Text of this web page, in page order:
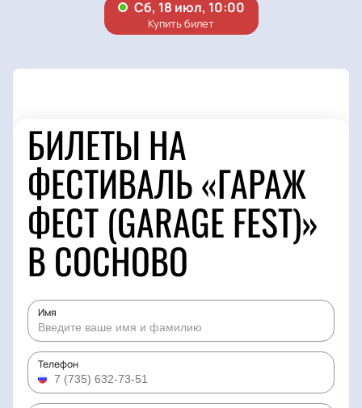
БИЛЕТЫ НА
ФЕСТИВАЛЬ «ГАРАЖ
ФЕСТ (GARAGE FEST)»
В СОСНОВО
Имя
Телефон